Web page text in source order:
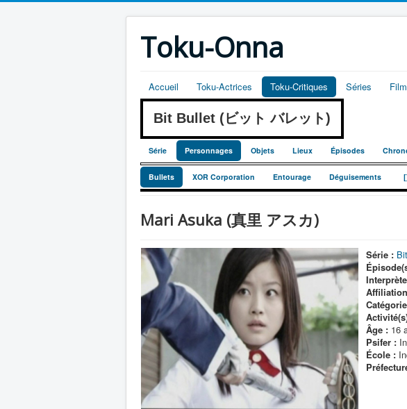
Toku-Onna
Accueil Toku-Actrices Toku-Critiques Séries
Bit Bullet (ビット バレット)
Série Personnages Objets Lieux Épisodes
Bullets XOR Corporation Entourage Déguisements
Mari Asuka (真里 アスカ)
Série :
Âge :16
Psifer :
École :